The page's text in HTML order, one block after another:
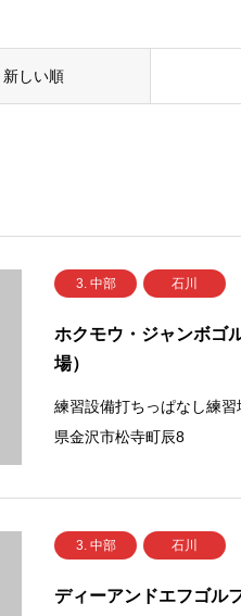
新しい順
3. 中部 石川
ホクモウ・ジャンボゴ
場）
練習設備打ちっぱなし練
県金沢市松寺町辰8
3. 中部 石川
ディーアンドエフゴル